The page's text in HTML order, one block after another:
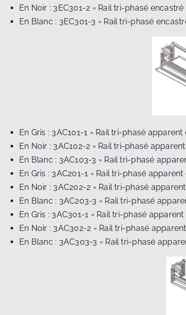
En Noir : 3EC301-2 = Rail tri-phasé
En Blanc : 3EC301-3 = Rail tri-phasé
En Gris : 3AC101-1 = Rail tri-phasé apparent
En Noir : 3AC102-2 = Rail tri-phasé
En Blanc : 3AC103-3 = Rail tri-phasé
En Gris : 3AC201-1 = Rail tri-phasé
En Noir : 3AC202-2 = Rail tri-phasé
En Blanc : 3AC203-3 = Rail tri-phasé
En Gris : 3AC301-1 = Rail tri-phasé
En Noir : 3AC302-2 = Rail tri-phasé
En Blanc : 3AC303-3 = Rail tri-phasé